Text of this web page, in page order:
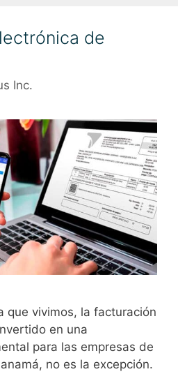
de
Inc.
que vivimos, la facturación
en una
para las empresas de
no es la excepción.